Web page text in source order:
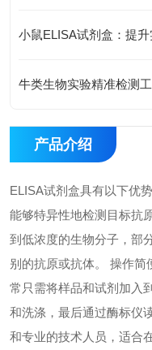
产品介绍
ELISA试剂盒具有以下优
能够特异性地检测目标抗
到低浓度的生物分子，部
别的抗原或抗体。 操作简
常只需将样品和试剂加入
和洗涤，最后通过酶标仪
和专业的技术人员，适合